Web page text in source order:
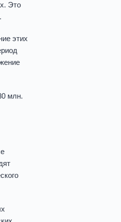
Это
этих
млн.